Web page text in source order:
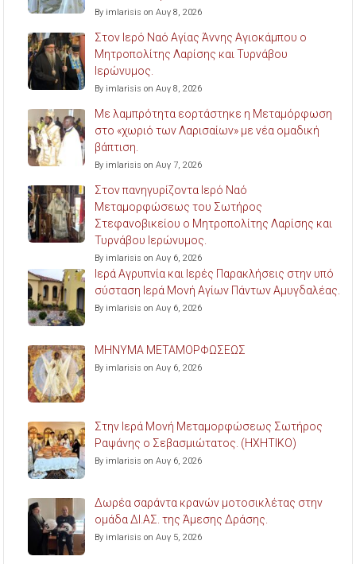
By imlarisis on Αυγ 8, 2026
Στον Ιερό Ναό Αγίας Άννης Αγιοκάμπου ο
Μητροπολίτης Λαρίσης και Τυρνάβου
Ιερώνυμος.
By imlarisis on Αυγ 8, 2026
Με λαμπρότητα εορτάστηκε η Μεταμόρφωση
στο «χωριό των Λαρισαίων» με νέα ομαδική
βάπτιση.
By imlarisis on Αυγ 7, 2026
Στον πανηγυρίζοντα Ιερό Ναό
Μεταμορφώσεως του Σωτήρος
Στεφανοβικείου ο Μητροπολίτης Λαρίσης και
Τυρνάβου Ιερώνυμος.
By imlarisis on Αυγ 6, 2026
Ιερά Αγρυπνία και Ιερές Παρακλήσεις στην υπό
σύσταση Ιερά Μονή Αγίων Πάντων Αμυγδαλέας.
By imlarisis on Αυγ 6, 2026
ΜΗΝΥΜΑ ΜΕΤΑΜΟΡΦΩΣΕΩΣ
By imlarisis on Αυγ 6, 2026
Στην Ιερά Μονή Μεταμορφώσεως Σωτήρος
Ραψάνης ο Σεβασμιώτατος. (ΗΧΗΤΙΚΟ)
By imlarisis on Αυγ 6, 2026
Δωρέα σαράντα κρανών μοτοσικλέτας στην
ομάδα ΔΙ.ΑΣ. της Άμεσης Δράσης.
By imlarisis on Αυγ 5, 2026